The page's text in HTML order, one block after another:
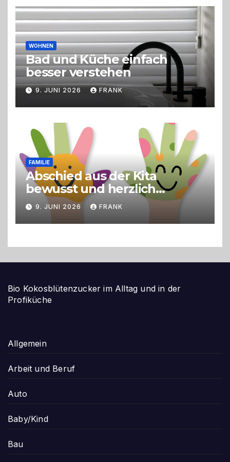
Live-Cooking
WOHNEN
Bad und Küche einfach
besser verstehen
9. JUNI 2026 FRANK
FAMILIE
Abschied aus der Kita
bewusst und herzlich
gestalten
9. JUNI 2026 FRANK
Bio Kokosblütenzucker im Alltag und in der
Profiküche
Allgemein
Arbeit und Beruf
Auto
Baby/Kind
Bau